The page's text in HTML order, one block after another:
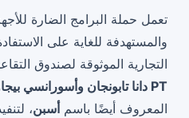
4. الأوامر والتحكم وتسلل البيانات
5. خصم مرن: تقنيات التهرب والتحليل المضاد
تعمل حملة البرامج الضارة
والمستهدفة للغاية على
التجارية الموثوقة لصندوق
PT دانا تابونجان وأسورانسي بيجاواي نيجيري (بيرسيرو)
المعروف أيضًا باسم أسبن،